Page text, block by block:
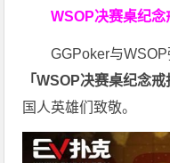
WSOP决赛桌纪念
GGPoker与
「WSOP决赛桌纪念戒
国人英雄们致敬。